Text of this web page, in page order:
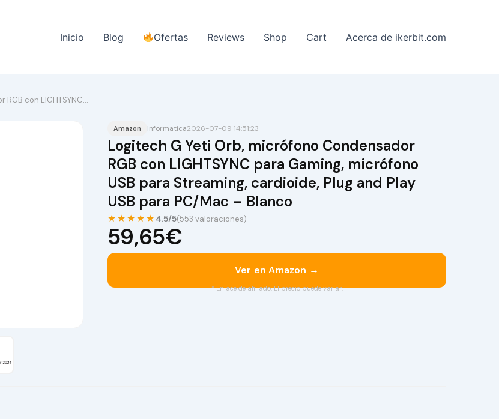
Inicio Blog Ofertas Reviews Shop Cart Acerca de ikerbit.com
con LIGHTSYNC…
Amazon Informatica2026-07-09 14:51:23
Logitech G Yeti Orb, micrófono Condensador
RGB con LIGHTSYNC para Gaming, micrófono
USB para Streaming, cardioide, Plug and Play
USB para PC/Mac – Blanco
★★★★★ 4.5/5(553 valoraciones)
59,65€
Ver en Amazon →
* Enlace de afiliado. El precio puede variar.